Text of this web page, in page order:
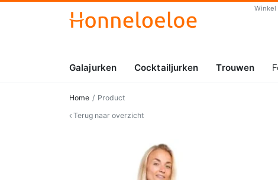
Winkel
Galajurken Cocktailjurken Trouwen
Home
Product
Terug naar overzicht